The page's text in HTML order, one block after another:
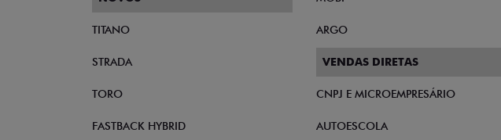
TITANO
STRADA
TORO
FASTBACK HYBRID
ARGO
VENDAS DIRETAS
CNPJ E MICROEMPRESÁRIO
AUTOESCOLA